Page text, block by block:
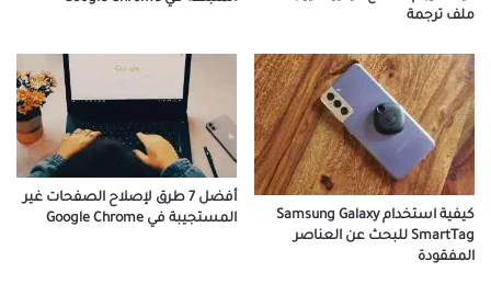
ملف ترجمة
أفضل 7 طرق لإصلاح الصفحات غير
المستجيبة في Google Chrome
كيفية استخدام Samsung Galaxy
SmartTag للبحث عن العناصر
المفقودة